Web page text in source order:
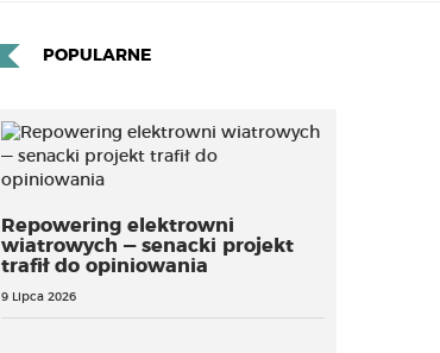
POPULARNE
Repowering elektrowni
wiatrowych — senacki projekt
trafił do opiniowania
9 Lipca 2026